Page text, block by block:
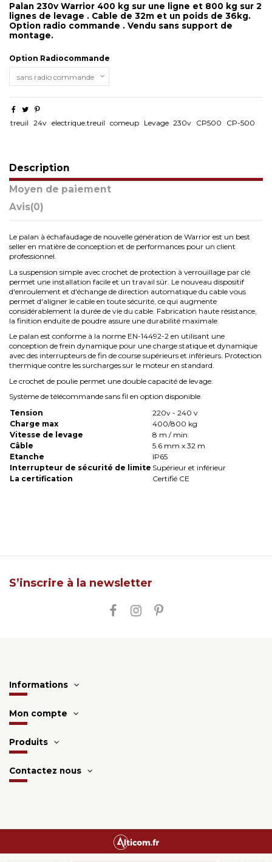
Palan 230v Warrior 400 kg sur une ligne et 800 kg sur 2
lignes de levage . Cable de 32m et un poids de 36kg.
Option radio commande . Vendu sans support de
montage.
Option Radiocommande
treuil 24v electrique.treuil comeup Levage 230v CP500 CP-500
Description
Moyen de paiement
Avis(0)
Le palan à échafaudage de nouvelle génération de Warrior est un best
seller en matière de conception et de performances pour un client
professionnel.
La suspension simple avec crochet de protection à verrouillage par clé
permet une installation facile et un travail sûr. Le nouveau dispositif
d'enroulement et d'échange de direction automatique du cable vous
permet d'aligner le cable en toute sécurité, ce qui augmente
considérablement la durée de vie du cable. Fabrication haute résistance,
la finition enduite de poudre assure une durabilité maximale.
Le palan est conforme à la norme EN-14492-2 en utilisant une
conception de frein dynamique pour une charge statique et dynamique
avec des interrupteurs de fin de course supérieurs et inférieurs. Protection
thermique contre les surcharges sur le moteur en standard.
Le crochet de poulie permet une double capacité de levage.
Système de télécommande sans fil en option disponible.
Tension
220v - 240 v
Charge max
400/800 kg
Vitesse de levage
8 m / min
Câble
5.6 mm x 32 m
Etanche
IP65
Interrupteur de sécurité de limite Supérieur et inférieur
La certification
Certifié CE
S’inscrire à la newsletter
Informations
Mon compte
Produits
Contactez nous